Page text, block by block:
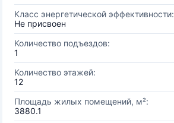
Класс энергетической эффективности:
Не присвоен
Количество подъездов:
1
Количество этажей:
12
Площадь жилых помещений, м²:
3880.1